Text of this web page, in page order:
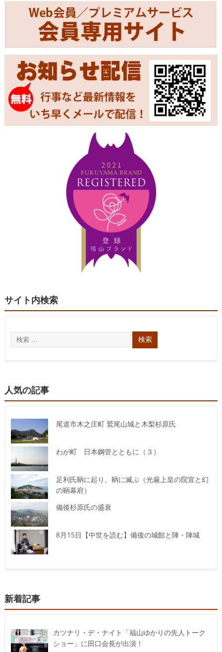
サイト内検索
人気の記事
尾道市木之庄町 鷲尾山城と木梨杉原氏
わが町 日本鋼管とともに（３）
足利氏鞆に起り、鞆に滅ぶ（光厳上皇の院宣と幻
の鞆幕府）
備後杉原氏の盛衰
8月15日【中世を読む】備後の城館と陣・陣城
新着記事
カツナリ・デ・ナイト「福山ゆかりの先人トーク
ショー」に田口会長が出演！